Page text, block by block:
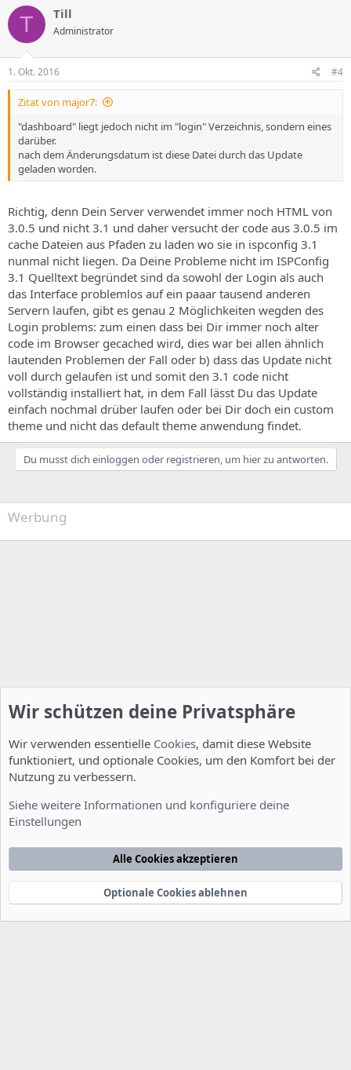
T Till
Administrator
1. Okt. 2016 #4
Zitat von major7:
"dashboard" liegt jedoch nicht im "login" Verzeichnis, sondern eines
darüber.
nach dem Änderungsdatum ist diese Datei durch das Update
geladen worden.
Richtig, denn Dein Server verwendet immer noch HTML von
3.0.5 und nicht 3.1 und daher versucht der code aus 3.0.5 im
cache Dateien aus Pfaden zu laden wo sie in ispconfig 3.1
nunmal nicht liegen. Da Deine Probleme nicht im ISPConfig
3.1 Quelltext begründet sind da sowohl der Login als auch
das Interface problemlos auf ein paaar tausend anderen
Servern laufen, gibt es genau 2 Möglichkeiten wegden des
Login problems: zum einen dass bei Dir immer noch alter
code im Browser gecached wird, dies war bei allen ähnlich
lautenden Problemen der Fall oder b) dass das Update nicht
voll durch gelaufen ist und somit den 3.1 code nicht
vollständig installiert hat, in dem Fall lässt Du das Update
einfach nochmal drüber laufen oder bei Dir doch ein custom
theme und nicht das default theme anwendung findet.
Du musst dich einloggen oder registrieren, um hier zu antworten.
Werbung
Nutzungsbedingungen Datenschutzerklärung
Startseite
e
Community platform by XenForo® © 2010-2022 XenForo Ltd.
xenDach©2010-2014
Wir schützen deine Privatsphäre
Wir verwenden essentielle Cookies, damit diese Website
funktioniert, und optionale Cookies, um den Komfort bei der
Nutzung zu verbessern.
Siehe weitere Informationen und konfiguriere deine
Einstellungen
Alle Cookies akzeptieren
Optionale Cookies ablehnen